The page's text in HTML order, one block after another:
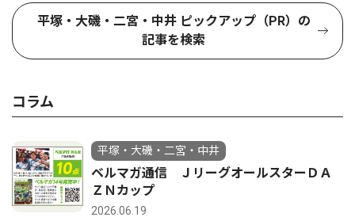
平塚・大磯・二宮・中井 ピックアップ（PR）の
記事を検索
コラム
平塚・大磯・二宮・中井
ベルマガ通信 ＪリーグオールスターＤＡ
ＺＮカップ
2026.06.19